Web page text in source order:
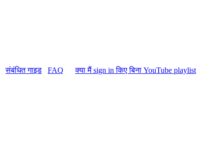
संबंधित गाइड FAQ
क्या मैं sign in किए बिना YouTube playlist